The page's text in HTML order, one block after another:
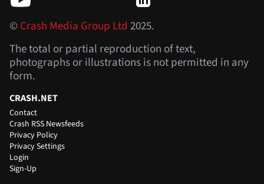
©Crash Media Group Ltd 2025.
The total or partial reproduction of text,
photographs or illustrations is not permitted in any
form.
CRASH.NET
Contact
Crash RSS Newsfeeds
Privacy Policy
Privacy Settings
Login
Sign-Up